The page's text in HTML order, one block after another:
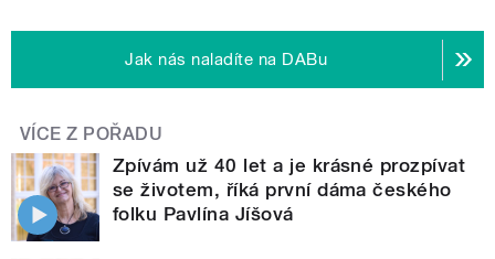
Jak nás naladíte na DABu
VÍCE Z POŘADU
Zpívám už 40 let a je krásné prozpívat
se životem, říká první dáma českého
folku Pavlína Jíšová